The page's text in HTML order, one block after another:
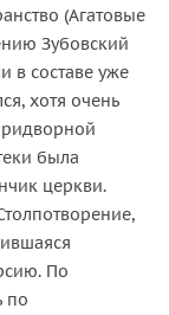
(Агатовые
Зубовский
в составе уже
хотя очень
была
церкви.
По
по